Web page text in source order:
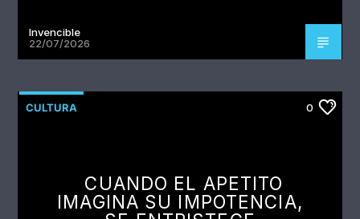
Invencible
22/07/2026
CULTURA 0
CUANDO EL APETITO
IMAGINA SU IMPOTENCIA,